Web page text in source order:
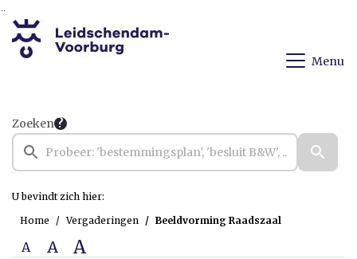
Ga naar de inhoud van deze pagina
Ga naar het zoeken
Ga naar het menu
Menu
Zoeken
U bevindt zich hier:
Home
Vergaderingen Beeldvorming Raadszaal
A A A